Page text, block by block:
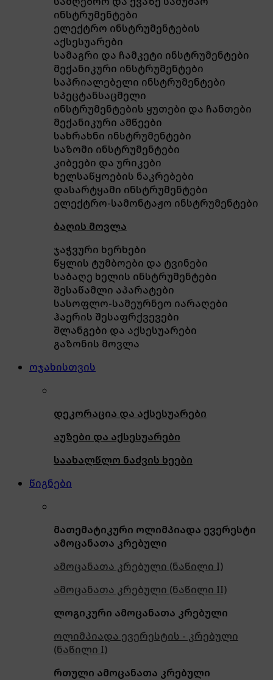
ინსტრუმენტები
ელექტრო ინსტრუმენტების
აქსესუარები
სამაგრი და ჩამკეტი ინსტრუმენტები
მექანიკური ინსტრუმენტები
საპრიალებელი ინსტრუმენტები
სპეცტანსაცმელი
ინსტრუმენტების ყუთები და ჩანთები
მექანიკური ამწეები
სახრახნი ინსტრუმენტები
საზომი ინსტრუმენტები
კიბეები და ურიკები
ხელსაწყოების ნაკრებები
დასარტყამი ინსტრუმენტები
ელექტრო-სამონტაჟო ინსტრუმენტები
ბაღის მოვლა
ჯაჭვური ხერხები
წყლის ტუმბოები და ტვინები
საბაღე ხელის ინსტრუმენტები
შესაწამლი აპარატები
სასოფლო-სამეურნეო იარაღები
ჰაერის შესაფრქვევები
შლანგები და აქსესუარები
გაზონის მოვლა
ოჯახისთვის
დეკორაცია და აქსესუარები
აუზები და აქსესუარები
საახალწლო ნაძვის ხეები
წიგნები
მათემატიკური ოლიმპიადა ევერესტი
ამოცანათა კრებული
ამოცანათა კრებული (ნაწილი I)
ამოცანათა კრებული (ნაწილი II)
ლოგიკური ამოცანათა კრებული
ოლიმპიადა ევერესტის - კრებული
(ნაწილი I)
რთული ამოცანათა კრებული